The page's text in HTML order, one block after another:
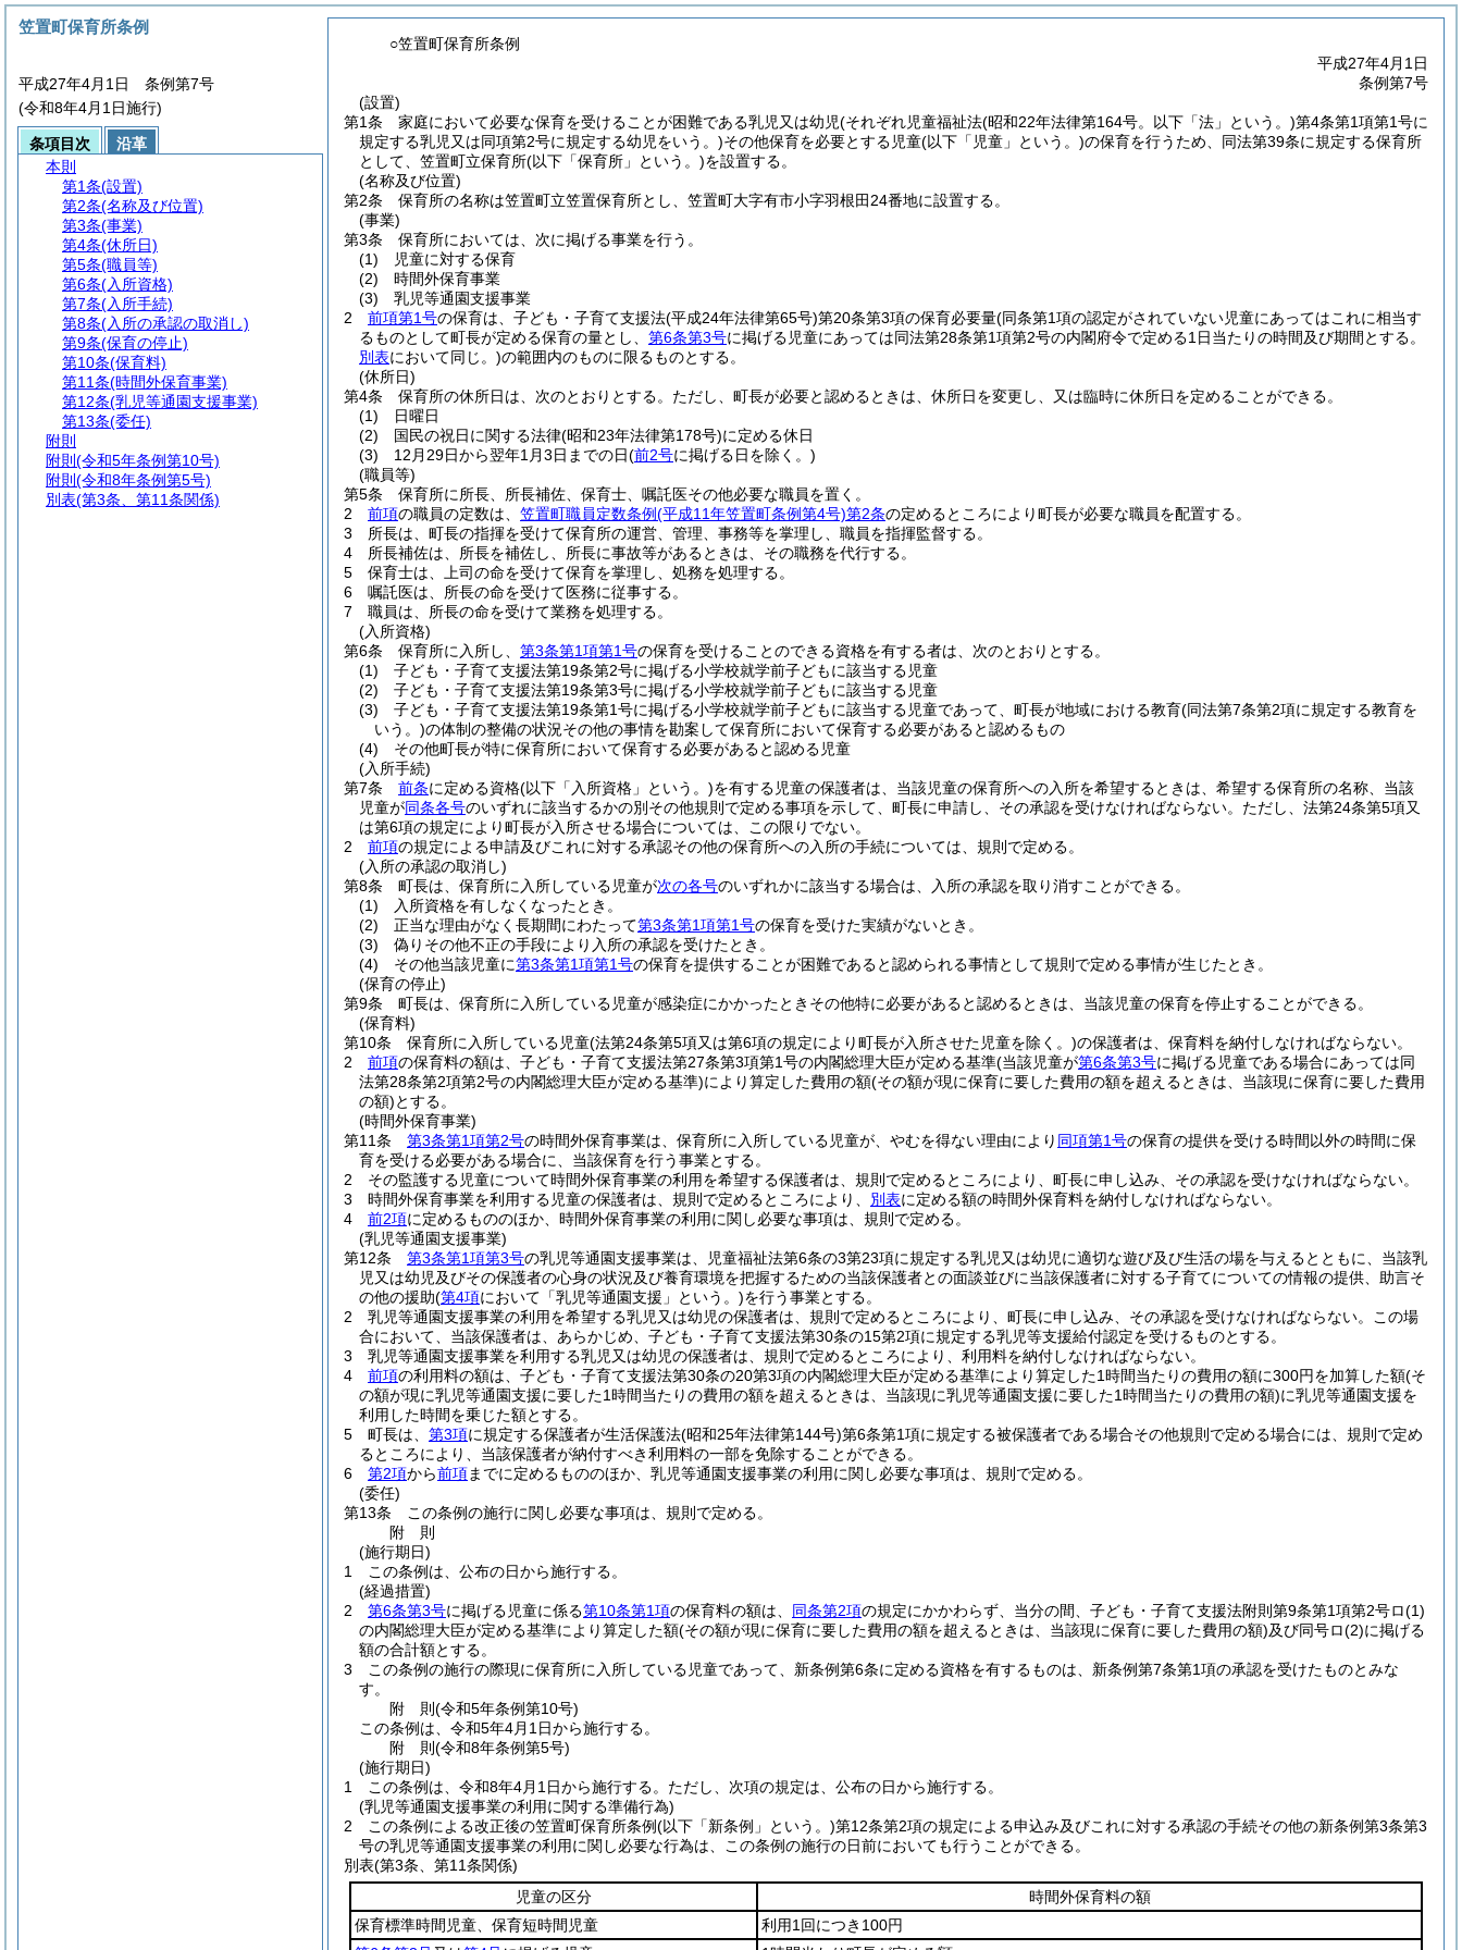
○笠置町保育所条例
平成27年4月1日
条例第7号
(設置)
第1条
家庭において必要な保育を受けることが困難である乳児又は幼児(それぞれ児童福祉法(昭和22年法律第164号。以下「法」という。)第4条第1項第1号に
規定する乳児又は同項第2号に規定する幼児をいう。)その他保育を必要とする児童(以下「児童」という。)の保育を行うため、同法第39条に規定する保育所
として、笠置町立保育所(以下「保育所」という。)を設置する。
(名称及び位置)
第2条
保育所の名称は笠置町立笠置保育所とし、笠置町大字有市小字羽根田24番地に設置する。
(事業)
第3条
保育所においては、次に掲げる事業を行う。
(1)
児童に対する保育
(2)
時間外保育事業
(3)
乳児等通園支援事業
2
前項第1号の保育は、子ども・子育て支援法(平成24年法律第65号)第20条第3項の保育必要量(同条第1項の認定がされていない児童にあってはこれに相当す
るものとして町長が定める保育の量とし、 第6条第3号に掲げる児童にあっては同法第28条第1項第2号の内閣府令で定める1日当たりの時間及び期間とする。
別表において同じ。)の範囲内のものに限るものとする。
(休所日)
第4条
保育所の休所日は、次のとおりとする。 ただし、町長が必要と認めるときは、休所日を変更し、又は臨時に休所日を定めることができる。
(1)
日曜日
(2)
国民の祝日に関する法律(昭和23年法律第178号)に定める休日
(3)
12月29日から翌年1月3日までの日(前2号に掲げる日を除く。)
(職員等)
第5条
保育所に所長、所長補佐、保育士、嘱託医その他必要な職員を置く。
2
前項の職員の定数は、 笠置町職員定数条例(平成11年笠置町条例第4号)第2条の定めるところにより町長が必要な職員を配置する。
3
所長は、町長の指揮を受けて保育所の運営、管理、事務等を掌理し、職員を指揮監督する。
4
所長補佐は、所長を補佐し、所長に事故等があるときは、その職務を代行する。
5
保育士は、上司の命を受けて保育を掌理し、処務を処理する。
6
嘱託医は、所長の命を受けて医務に従事する。
7
職員は、所長の命を受けて業務を処理する。
(入所資格)
第6条
保育所に入所し、 第3条第1項第1号の保育を受けることのできる資格を有する者は、次のとおりとする。
(1)
子ども・子育て支援法第19条第2号に掲げる小学校就学前子どもに該当する児童
(2)
子ども・子育て支援法第19条第3号に掲げる小学校就学前子どもに該当する児童
(3)
子ども・子育て支援法第19条第1号に掲げる小学校就学前子どもに該当する児童であって、町長が地域における教育(同法第7条第2項に規定する教育を
いう。)の体制の整備の状況その他の事情を勘案して保育所において保育する必要があると認めるもの
(4)
その他町長が特に保育所において保育する必要があると認める児童
(入所手続)
第7条
前条に定める資格(以下「入所資格」という。)を有する児童の保護者は、当該児童の保育所への入所を希望するときは、希望する保育所の名称、当該
児童が同条各号のいずれに該当するかの別その他規則で定める事項を示して、町長に申請し、その承認を受けなければならない。 ただし、法第24条第5項又
は第6項の規定により町長が入所させる場合については、この限りでない。
2
前項の規定による申請及びこれに対する承認その他の保育所への入所の手続については、規則で定める。
(入所の承認の取消し)
第8条
町長は、保育所に入所している児童が次の各号のいずれかに該当する場合は、入所の承認を取り消すことができる。
(1)
入所資格を有しなくなったとき。
(2)
正当な理由がなく長期間にわたって第3条第1項第1号の保育を受けた実績がないとき。
(3)
偽りその他不正の手段により入所の承認を受けたとき。
(4)
その他当該児童に第3条第1項第1号の保育を提供することが困難であると認められる事情として規則で定める事情が生じたとき。
(保育の停止)
第9条
町長は、保育所に入所している児童が感染症にかかったときその他特に必要があると認めるときは、当該児童の保育を停止することができる。
(保育料)
第10条
保育所に入所している児童(法第24条第5項又は第6項の規定により町長が入所させた児童を除く。)の保護者は、保育料を納付しなければならない。
2
前項の保育料の額は、子ども・子育て支援法第27条第3項第1号の内閣総理大臣が定める基準(当該児童が第6条第3号に掲げる児童である場合にあっては同
法第28条第2項第2号の内閣総理大臣が定める基準)により算定した費用の額(その額が現に保育に要した費用の額を超えるときは、当該現に保育に要した費用
の額)とする。
(時間外保育事業)
第11条
第3条第1項第2号の時間外保育事業は、保育所に入所している児童が、やむを得ない理由により 同項第1号の保育の提供を受ける時間以外の時間に保
育を受ける必要がある場合に、当該保育を行う事業とする。
2
その監護する児童について時間外保育事業の利用を希望する保護者は、規則で定めるところにより、町長に申し込み、その承認を受けなければならない。
3
時間外保育事業を利用する児童の保護者は、規則で定めるところにより、 別表に定める額の時間外保育料を納付しなければならない。
4
前2項に定めるもののほか、時間外保育事業の利用に関し必要な事項は、規則で定める。
(乳児等通園支援事業)
第12条
第3条第1項第3号の乳児等通園支援事業は、児童福祉法第6条の3第23項に規定する乳児又は幼児に適切な遊び及び生活の場を与えるとともに、当該乳
児又は幼児及びその保護者の心身の状況及び養育環境を把握するための当該保護者との面談並びに当該保護者に対する子育てについての情報の提供、助言そ
の他の援助(第4項において「乳児等通園支援」という。)を行う事業とする。
2
乳児等通園支援事業の利用を希望する乳児又は幼児の保護者は、規則で定めるところにより、町長に申し込み、その承認を受けなければならない。
この場
合において、当該保護者は、あらかじめ、子ども・子育て支援法第30条の15第2項に規定する乳児等支援給付認定を受けるものとする。
3
乳児等通園支援事業を利用する乳児又は幼児の保護者は、規則で定めるところにより、利用料を納付しなければならない。
4
前項の利用料の額は、子ども・子育て支援法第30条の20第3項の内閣総理大臣が定める基準により算定した1時間当たりの費用の額に300円を加算した額(そ
の額が現に乳児等通園支援に要した1時間当たりの費用の額を超えるときは、当該現に乳児等通園支援に要した1時間当たりの費用の額)に乳児等通園支援を
利用した時間を乗じた額とする。
5
町長は、 第3項に規定する保護者が生活保護法(昭和25年法律第144号)第6条第1項に規定する被保護者である場合その他規則で定める場合には、規則で定め
るところにより、当該保護者が納付すべき利用料の一部を免除することができる。
6
第2項から前項までに定めるもののほか、乳児等通園支援事業の利用に関し必要な事項は、規則で定める。
(委任)
第13条
この条例の施行に関し必要な事項は、規則で定める。
附 則
(施行期日)
1
この条例は、公布の日から施行する。
(経過措置)
2
第6条第3号に掲げる児童に係る第10条第1項の保育料の額は、 同条第2項の規定にかかわらず、当分の間、子ども・子育て支援法附則第9条第1項第2号ロ(1)
の内閣総理大臣が定める基準により算定した額(その額が現に保育に要した費用の額を超えるときは、当該現に保育に要した費用の額)及び同号ロ(2)に掲げる
額の合計額とする。
3
この条例の施行の際現に保育所に入所している児童であって、新条例第6条に定める資格を有するものは、新条例第7条第1項の承認を受けたものとみな
す。
附 則(令和5年条例第10号)
この条例は、令和5年4月1日から施行する。
附 則(令和8年条例第5号)
(施行期日)
1
この条例は、令和8年4月1日から施行する。 ただし、次項の規定は、公布の日から施行する。
(乳児等通園支援事業の利用に関する準備行為)
2
この条例による改正後の笠置町保育所条例(以下「新条例」という。)第12条第2項の規定による申込み及びこれに対する承認の手続その他の新条例第3条第3
号の乳児等通園支援事業の利用に関し必要な行為は、この条例の施行の日前においても行うことができる。
別表(第3条、第11条関係)
児童の区分
時間外保育料の額
保育標準時間児童、保育短時間児童
利用1回につき100円
笠置町保育所条例
平成27年4月1日 条例第7号
(令和8年4月1日施行)
条項目次
沿革
本則
第1条(設置)
第2条(名称及び位置)
第3条(事業)
第4条(休所日)
第5条(職員等)
第6条(入所資格)
第7条(入所手続)
第8条(入所の承認の取消し)
第9条(保育の停止)
第10条(保育料)
第11条(時間外保育事業)
第12条(乳児等通園支援事業)
第13条(委任)
附則
附則 (令和5年条例第10号)
附則 (令和8年条例第5号)
別表(第3条、第11条関係)